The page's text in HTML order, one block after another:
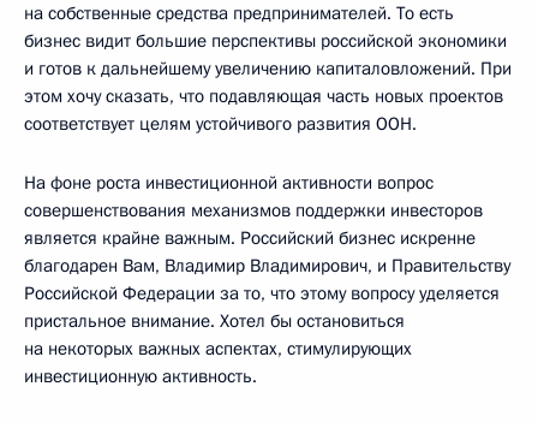
на собственные средства предпринимателей. То есть
бизнес видит большие перспективы российской экономики
и готов к дальнейшему увеличению капиталовложений. При
этом хочу сказать, что подавляющая часть новых проектов
соответствует целям устойчивого развития ООН.
На фоне роста инвестиционной активности вопрос
совершенствования механизмов поддержки инвесторов
является крайне важным. Российский бизнес искренне
благодарен Вам, Владимир Владимирович, и Правительству
Российской Федерации за то, что этому вопросу уделяется
пристальное внимание. Хотел бы остановиться
на некоторых важных аспектах, стимулирующих
инвестиционную активность.